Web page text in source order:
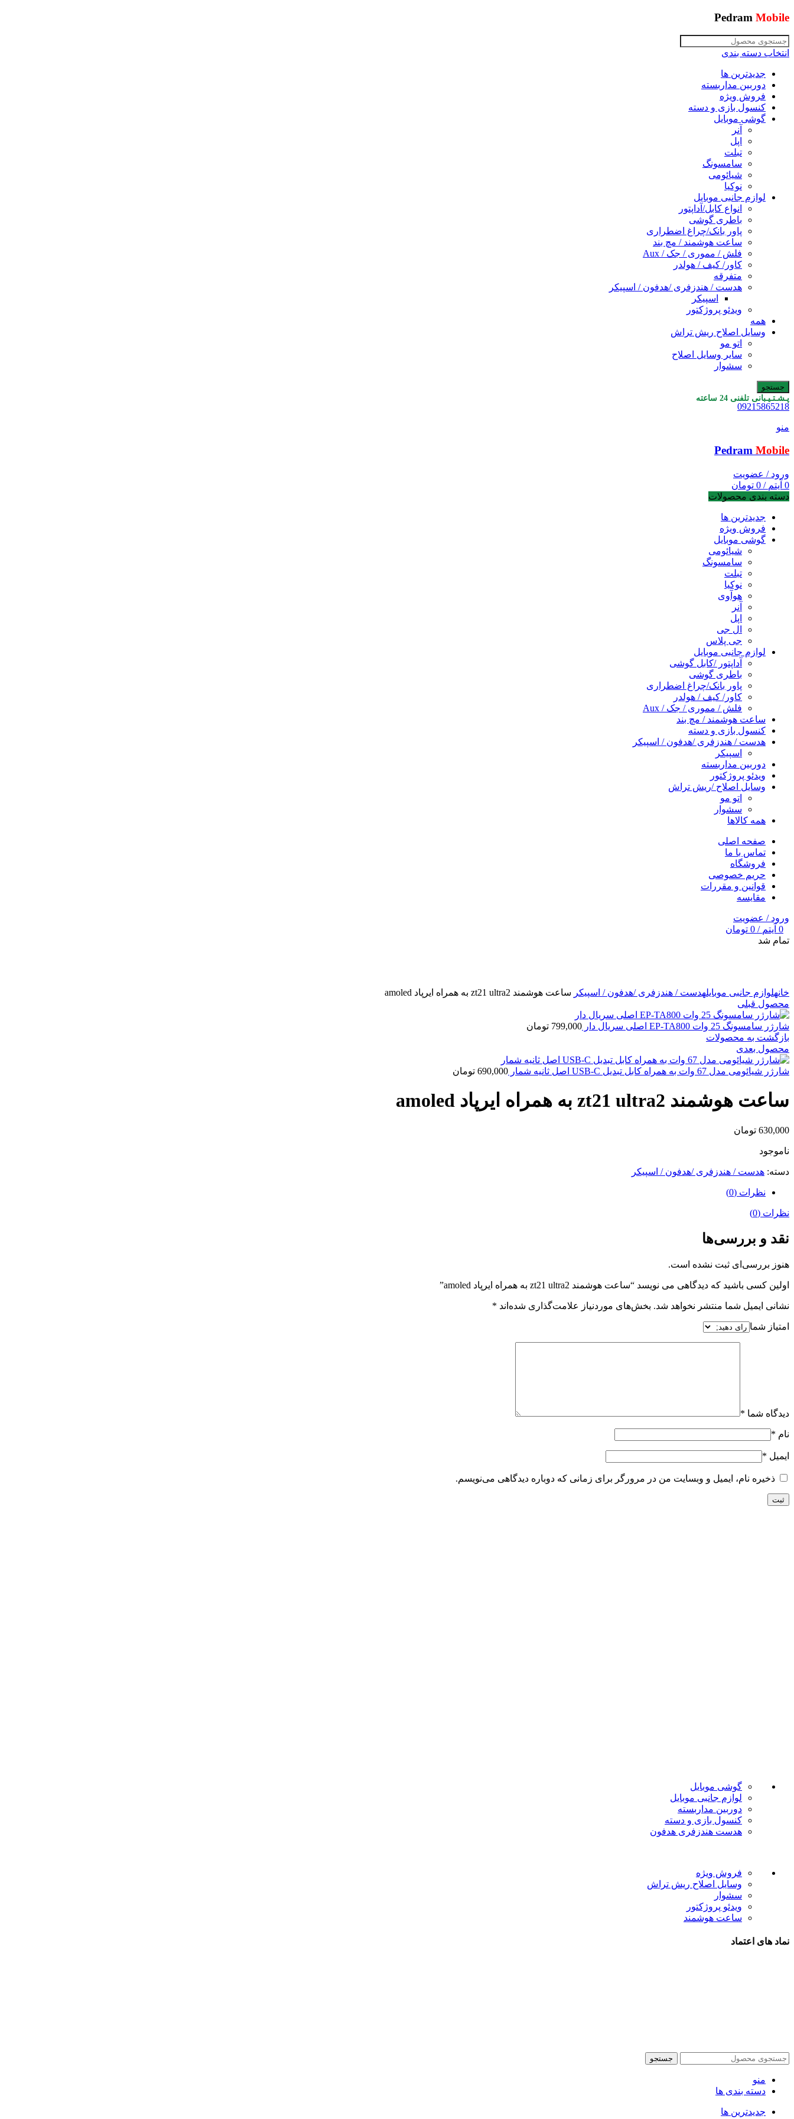
Pedram Mobile
انتخاب دسته بندی
جدیدترین ها
دوربین مداربسته
فروش ویژه
کنسول بازی و دسته
گوشی موبایل
آنر
اپل
تبلت
سامسونگ
شیائومی
نوکیا
لوازم جانبی موبایل
انواع کابل/آداپتور
باطری گوشی
پاور بانک/چراغ اضطراری
ساعت هوشمند / مچ بند
فلش / مموری / جک / Aux
کاور/ کیف / هولدر
متفرقه
هدست / هندزفری /هدفون / اسپیکر
اسپیکر
ویدئو پروژکتور
همه
وسایل اصلاح ریش تراش
اتو مو
سایر وسایل اصلاح
سشوار
جستجو
پـشـتـیـبانی تلفنی 24 ساعته
09215865218
منو
Pedram Mobile
ورود / عضویت
0 آیتم /
0 تومان
دسته بندی محصولات
جدیدترین ها
فروش ویژه
گوشی موبایل
شیائومی
سامسونگ
تبلت
نوکیا
هوآوی
آنر
اپل
ال جی
جی پلاس
لوازم جانبی موبایل
آداپتور /کابل گوشی
باطری گوشی
پاور بانک/چراغ اضطراری
کاور/ کیف / هولدر
فلش / مموری / جک / Aux
ساعت هوشمند / مچ بند
کنسول بازی و دسته
هدست / هندزفری /هدفون / اسپیکر
اسپیکر
دوربین مداربسته
ویدئو پروژکتور
وسایل اصلاح /ریش تراش
اتو مو
سشوار
همه کالاها
صفحه اصلی
تماس با ما
فروشگاه
حریم خصوصی
قوانین و مقررات
مقایسه
ورود / عضویت
0 آیتم /
0 تومان
تمام شد
خانهلوازم جانبی موبایلهدست / هندزفری /هدفون / اسپیکر ساعت هوشمند zt21 ultra2 به همراه ایرپاد amoled
محصول قبلی
شارژر سامسونگ 25 وات EP-TA800 اصلی سریال دار 799,000 تومان
بازگشت به محصولات
محصول بعدی
شارژر شیائومی مدل 67 وات به همراه کابل تبدیل USB-C اصل ثانیه شمار 690,000 تومان
ساعت هوشمند zt21 ultra2 به همراه ایرپاد amoled
630,000 تومان
ناموجود
دسته: هدست / هندزفری /هدفون / اسپیکر
نظرات (0)
نظرات (0)
نقد و بررسی‌ها
هنوز بررسی‌ای ثبت نشده است.
اولین کسی باشید که دیدگاهی می نویسد “ساعت هوشمند zt21 ultra2 به همراه ایرپاد amoled”
نشانی ایمیل شما منتشر نخواهد شد. بخش‌های موردنیاز علامت‌گذاری شده‌اند *
امتیاز شما
دیدگاه شما *
نام *
ایمیل *
ذخیره نام، ایمیل و وبسایت من در مرورگر برای زمانی که دوباره دیدگاهی می‌نویسم.
گوشی موبایل
لوازم جانبی موبایل
دوربین مداربسته
کنسول بازی و دسته
هدست هندزفری هدفون
فروش ویژه
وسایل اصلاح ریش تراش
سشوار
ویدئو پروژکتور
ساعت هوشمند
نماد های اعتماد
جستجو
منو
دسته بندی ها
جدیدترین ها